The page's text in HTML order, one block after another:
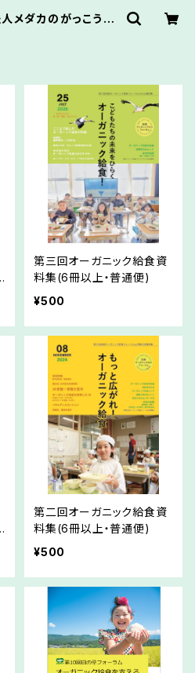
メダカのがっこう推
第三回オーガニック給食資
料集(6冊以上・普通便)
¥500
第二回オーガニック給食資
料集(6冊以上・普通便)
¥500